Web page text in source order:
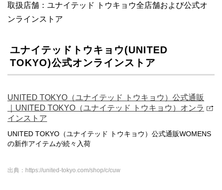
取扱店舗：ユナイテッド トウキョウ全店舗および公式オ
ンラインストア
ユナイテッドトウキョウ(UNITED
TOKYO)公式オンラインストア
UNITED TOKYO（ユナイテッド トウキョウ）公式通販
｜UNITED TOKYO（ユナイテッド トウキョウ）オンラ
インストア
UNITED TOKYO（ユナイテッド トウキョウ）公式通販WOMENS
の新作アイテムが続々入荷
出典：https://united-tokyo.com/shop/c/cuw